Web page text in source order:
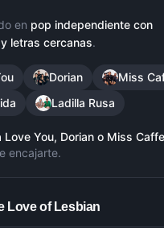
en pop independiente con
letras cercanas.
Dorian
Miss
Ladilla Rusa
Love You, Dorian o Miss
encajarte.
Love of Lesbian